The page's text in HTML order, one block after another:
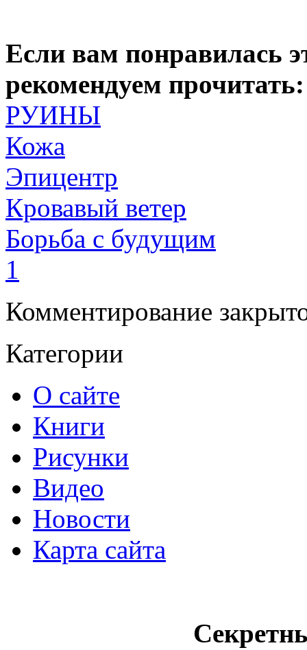
Если вам понравилась
рекомендуем прочитать:
РУИНЫ
Кожа
Эпицентр
Кровавый ветер
Борьба с будущим
1
Комментирование
Категории
О сайте
Книги
Рисунки
Видео
Новости
Карта сайта